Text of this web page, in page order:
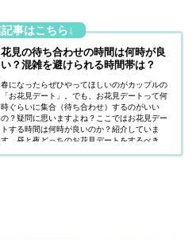
花見の待ち合わせの時間は何時が良
い？混雑を避けられる時間帯は？
春になったらぜひやってほしいのがカップルの
「お花見デート」。でも、お花見デートって何
時ぐらいに集合（待ち合わせ）するのがいい
の？疑問に思いますよね？ここではお花見デー
トする時間は何時が良いのか？紹介していま
す。昼と夜どっちのお花見デートをするべき